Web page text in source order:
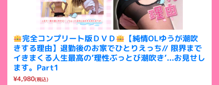
完全コンプリート版ＤＶＤ
【純情OLゆうが潮吹
きする理由】退勤後のお家でひとりえっち// 限界まで
イきまくる人生最高の’理性ぶっとび潮吹き’...お見せし
ます。Part1
¥4,980(税込)